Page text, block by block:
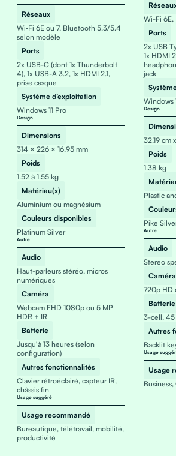
Réseaux
Wi‑Fi 6E ou 7, Bluetooth 5.3/5.4
selon modèle
Ports
2x USB-C (dont 1x Thunderbolt
4), 1x USB-A 3.2, 1x HDMI 2.1,
prise casque
Système d’exploitation
Windows 11 Pro
Design
Dimensions
314 × 226 × 16.95 mm
Poids
1.52 à 1.55 kg
Matériau(x)
Aluminium ou magnésium
Couleurs disponibles
Platinum Silver
Autre
Audio
Haut-parleurs stéréo, micros
numériques
Caméra
Webcam FHD 1080p ou 5 MP
HDR + IR
Batterie
Jusqu'à 13 heures (selon
configuration)
Autres fonctionnalités
Clavier rétroéclairé, capteur IR,
châssis fin
Usage suggéré
Usage recommandé
Bureautique, télétravail, mobilité,
productivité
Wi-Fi
Ports
2x USB
1x HDMI
jack
Windows
Design
32.19 cm
Poids
1.38 kg
Plastic
Pike
Autre
Audio
Stereo
Caméra
720p HD
Batterie
3-cell,
Autres
Backlit
Usage
Usage